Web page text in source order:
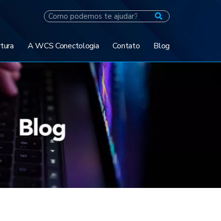
A WCS Conectologia Contato Blog